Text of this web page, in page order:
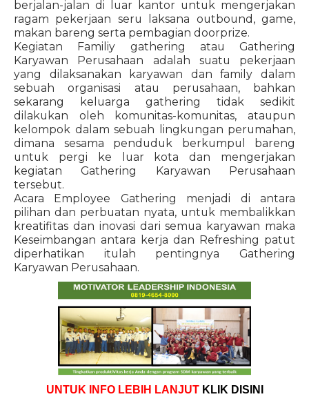
berjalan-jalan di luar kantor untuk mengerjakan
ragam pekerjaan seru laksana outbound, game,
makan bareng serta pembagian doorprize.
Kegiatan Familiy gathering atau Gathering
Karyawan Perusahaan adalah suatu pekerjaan
yang dilaksanakan karyawan dan family dalam
sebuah organisasi atau perusahaan, bahkan
sekarang keluarga gathering tidak sedikit
dilakukan oleh komunitas-komunitas, ataupun
kelompok dalam sebuah lingkungan perumahan,
dimana sesama penduduk berkumpul bareng
untuk pergi ke luar kota dan mengerjakan
kegiatan Gathering Karyawan Perusahaan
tersebut.
Acara Employee Gathering menjadi di antara
pilihan dan perbuatan nyata, untuk membalikkan
kreatifitas dan inovasi dari semua karyawan maka
Keseimbangan antara kerja dan Refreshing patut
diperhatikan itulah pentingnya Gathering
Karyawan Perusahaan.
UNTUK INFO LEBIH LANJUT KLIK DISINI